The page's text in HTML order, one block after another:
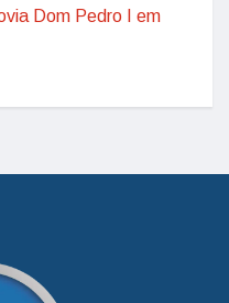
Dom Pedro I em